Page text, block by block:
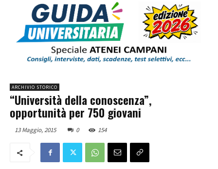
ARCHIVIO STORICO
“Università della conoscenza”,
opportunità per 750 giovani
13 Maggio, 2015 0 154